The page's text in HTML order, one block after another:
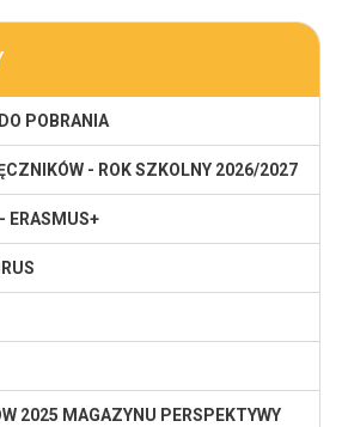
POBRANIA
- ROK SZKOLNY 2026/2027
ERASMUS+
2025 MAGAZYNU PERSPEKTYWY